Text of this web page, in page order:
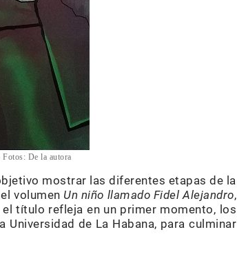
De la autora
mostrar las diferentes etapas de la
volumen Un niño llamado Fidel Alejandro,
título refleja en un primer momento, los
Universidad de La Habana, para culminar